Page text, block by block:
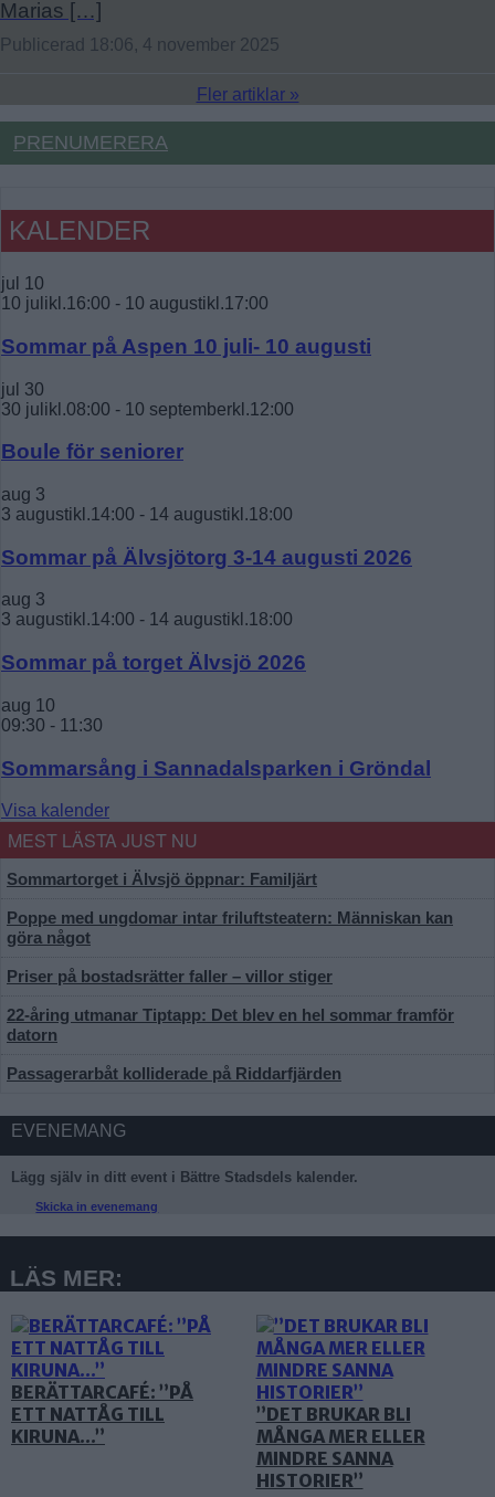
Marias […]
Publicerad 18:06, 4 november 2025
Fler artiklar »
PRENUMERERA
KALENDER
jul 10
10 julikl.16:00 - 10 augustikl.17:00
Sommar på Aspen 10 juli- 10 augusti
jul 30
30 julikl.08:00 - 10 septemberkl.12:00
Boule för seniorer
aug 3
3 augustikl.14:00 - 14 augustikl.18:00
Sommar på Älvsjötorg 3-14 augusti 2026
aug 3
3 augustikl.14:00 - 14 augustikl.18:00
Sommar på torget Älvsjö 2026
aug 10
09:30 - 11:30
Sommarsång i Sannadalsparken i Gröndal
Visa kalender
MEST LÄSTA JUST NU
Sommartorget i Älvsjö öppnar: Familjärt
Poppe med ungdomar intar friluftsteatern: Människan kan
göra något
Priser på bostadsrätter faller – villor stiger
22-åring utmanar Tiptapp: Det blev en hel sommar framför
datorn
Passagerarbåt kolliderade på Riddarfjärden
EVENEMANG
Lägg själv in ditt event i Bättre Stadsdels kalender.
Skicka in evenemang
LÄS MER:
BERÄTTARCAFÉ: ”PÅ
ETT NATTÅG TILL
KIRUNA…”
”DET BRUKAR BLI
MÅNGA MER ELLER
MINDRE SANNA
HISTORIER”